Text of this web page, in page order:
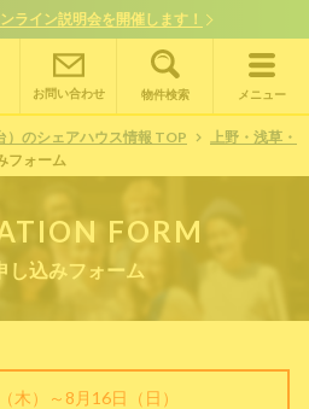
！お部屋探しサポート随時受付中
お問い合わせ 物件検索 メニュー
）のシェアハウス情報 TOP
上野・浅草・
フォーム
FORM
し込みフォーム
木）～8月16日（日）